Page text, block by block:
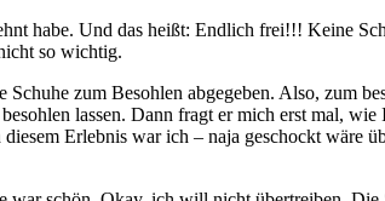
habe. Und das heißt: Endlich frei!!! Keine
so wichtig.
zum Besohlen abgegeben. Also, zum
lassen. Dann fragt er mich erst mal,
Erlebnis war ich – naja geschockt wäre